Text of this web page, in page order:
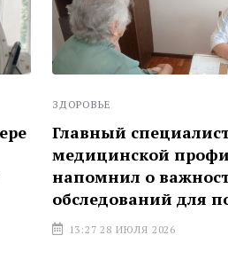
ЗДОРОВЬЕ
Главный специалист по
медицинской
напомнил о важности
обследований для
13:27 28 ИЮЛЯ 2026